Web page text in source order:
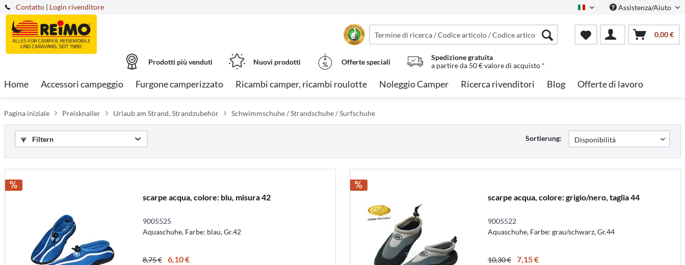
Contatto Italian Assistenza/Aiuto
| Login rivenditore
0,00 €
Prodotti più venduti Nuovi prodotti Offerte speciali
Spedizione gratuita
a partire da 50 € valore di acquisto *
Home Accessori campeggio Furgone camperizzato Ricambi camper, ricambi roulotte Noleggio Camper Ricerca rivenditori Blog Offerte di lavoro
Pagina iniziale Preisknaller Urlaub am Strand, Strandzubehör Schwimmschuhe / Strandschuhe / Surfschuhe
Filtern Sortierung:
scarpe acqua, colore: blu, misura 42
9005525
Aquaschuhe, Farbe: blau, Gr.42
8,75 € 6,10 €
scarpe acqua, colore: grigio/nero, taglia 44
9005522
Aquaschuhe, Farbe: grau/schwarz, Gr.44
10,30 € 7,15 €